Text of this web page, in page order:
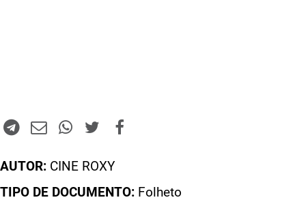
AUTOR: CINE ROXY
TIPO DE DOCUMENTO: Folheto